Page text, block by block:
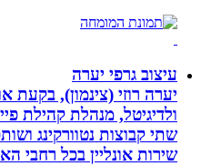
עיצוב גרפי יערה
יערה רוזי (צינמון), בקעת
ולדיגיטל, מנהלת קהילת
שתי קבוצות נטוורקינג
שירות אונליין בכל רחבי